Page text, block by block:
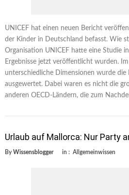
UNICEF hat einen neuen Bericht
der Kinder in Deutschland befasst. Wie
Organisation UNICEF hatte eine Studie
Ergebnisse jetzt veröffentlicht wurden.
unterschiedliche Dimensionen wurde die
ausgewertet. Dabei waren es nicht die
anderen OECD-Ländern, die zum
Urlaub auf Mallorca: Nur Party
By Wissensblogger in : Allgemeinwissen